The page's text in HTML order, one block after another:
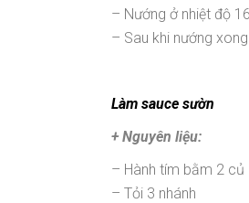
– Nướng ở nhiệt độ
– Sau khi nướng
Làm sauce sườn
+ Nguyên liệu:
– Hành tím bằm 2 củ
– Tỏi 3 nhánh